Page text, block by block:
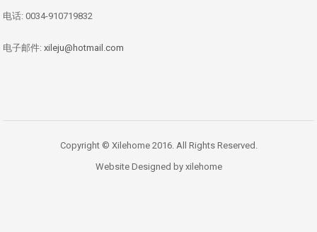
电话: 0034-910719832
电子邮件: xileju@hotmail.com
Copyright © Xilehome 2016. All Rights Reserved.
Website Designed by xilehome